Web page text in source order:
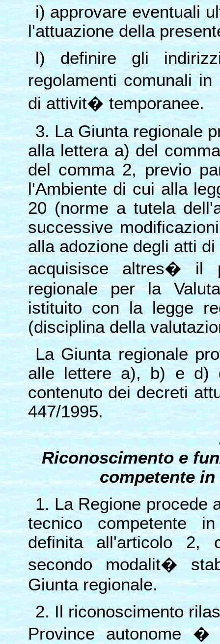
i) approvare eventuali
l'attuazione della
l) definire gli
regolamenti comunali
di attivit� temporanee.
3. La Giunta regionale
alla lettera a) del
del comma 2, previo
l'Ambiente di cui alla
20 (norme a tutela
successive
alla adozione degli atti
acquisisce altres� il
regionale per la
istituito con la legge
(disciplina della
La Giunta regionale
alle lettere a), b) e d)
contenuto dei decreti
447/1995.
Riconoscimento e
competente
1. La Regione procede
tecnico competente
definita all'articolo 2,
secondo modalit�
Giunta regionale.
2. Il riconoscimento
Province autonome �